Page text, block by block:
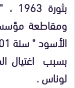
بسبب اغتيال
لوناس .